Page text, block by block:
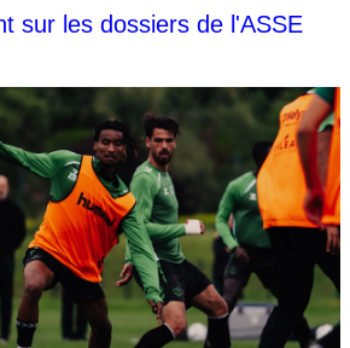
sur les dossiers de l'ASSE